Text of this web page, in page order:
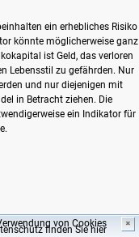
von Cookies
finden Sie hier
✖
ein erhebliches Risiko
könnte möglicherweise ganz
ist Geld, das verloren
Lebensstil zu gefährden. Nur
und nur diejenigen mit
in Betracht ziehen. Die
ein Indikator für